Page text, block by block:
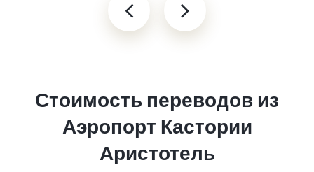
Стоимость переводов из
Аэропорт Кастории
Аристотель